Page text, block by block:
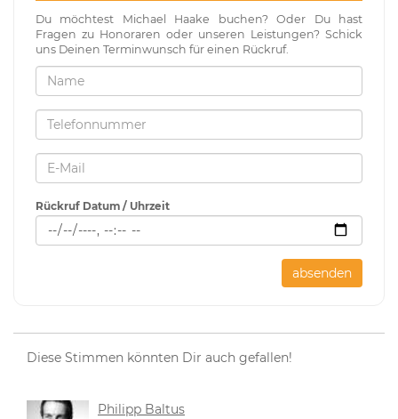
Du möchtest Michael Haake buchen? Oder Du hast
Fragen zu Honoraren oder unseren Leistungen? Schick
uns Deinen Terminwunsch für einen Rückruf.
Rückruf Datum / Uhrzeit
absenden
Diese Stimmen könnten Dir auch gefallen!
Philipp Baltus